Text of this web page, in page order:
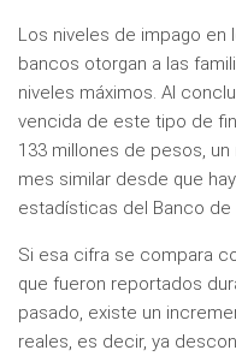
Los niveles de impago
bancos otorgan a las
niveles máximos. Al
vencida de este tipo de
133 millones de pesos,
mes similar desde que
estadísticas del Banco de
Si esa cifra se compara
que fueron reportados
pasado, existe un
reales, es decir, ya